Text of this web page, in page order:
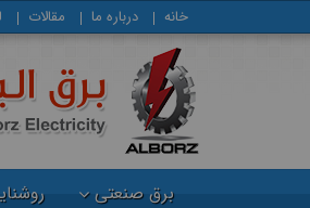
خانه درباره ما مقالات
برق صنعتی